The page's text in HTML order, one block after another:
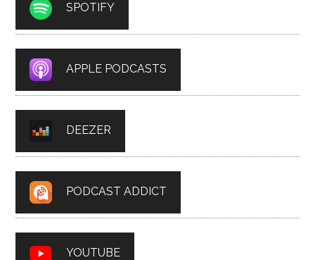
SPOTIFY
APPLE PODCASTS
DEEZER
PODCAST ADDICT
YOUTUBE